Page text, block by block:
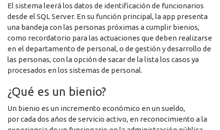
El sistema leerá los datos de identificación de funcionarios
desde el SQL Server. En su función principal, la app presenta
una bandeja con las personas próximas a cumplir bienios,
como recordatorio para las actuaciones que deben realizarse
en el departamento de personal, o de gestión y desarrollo de
las personas, con la opción de sacar de la lista los casos ya
procesados en los sistemas de personal.
¿Qué es un bienio?
Un bienio es un incremento económico en un sueldo,
por cada dos años de servicio activo, en reconocimiento a la